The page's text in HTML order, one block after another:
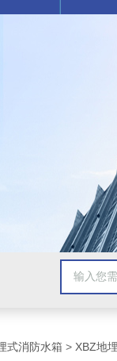
式消防水箱 > XBZ地